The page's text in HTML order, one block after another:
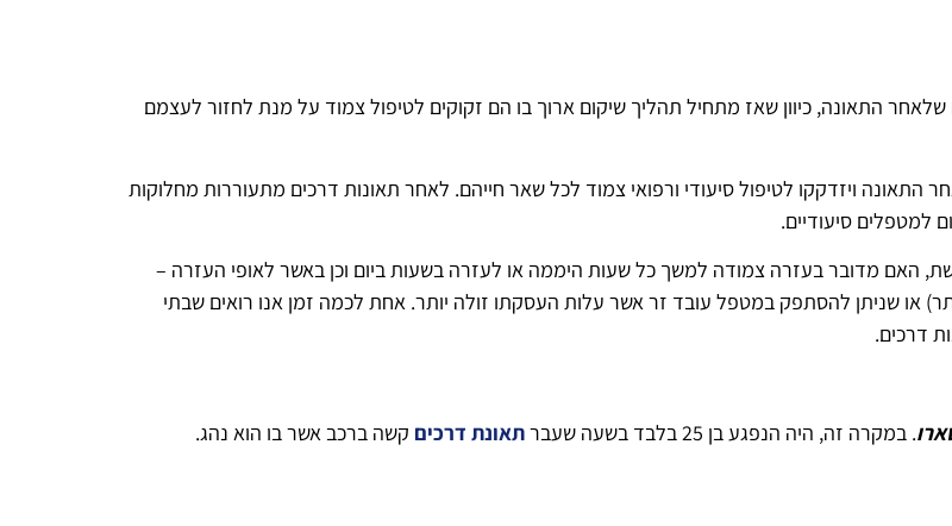
התאונה, כיוון שאז מתחיל תהליך שיקום ארוך בו הם זקוקים לטיפול צמוד על מנת לחזור לעצמם
התאונה ויזדקקו לטיפול סיעודי ורפואי צמוד לכל שאר חייהם. לאחר תאונות דרכים מתעוררות מחלוקות
למטפלים סיעודיים.
האם מדובר בעזרה צמודה למשך כל שעות היממה או לעזרה בשעות ביום וכן באשר לאופי העזרה –
או שניתן להסתפק במטפל עובד זר אשר עלות העסקתו זולה יותר. אחת לכמה זמן אנו רואים שבתי
דרכים.
. במקרה זה, היה הנפגע בן 25 בלבד בשעה שעבר תאונת דרכים קשה ברכב אשר בו הוא נהג.